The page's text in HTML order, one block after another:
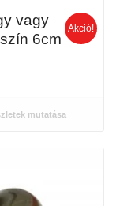
vagy
6cm
Akció!
mutatása